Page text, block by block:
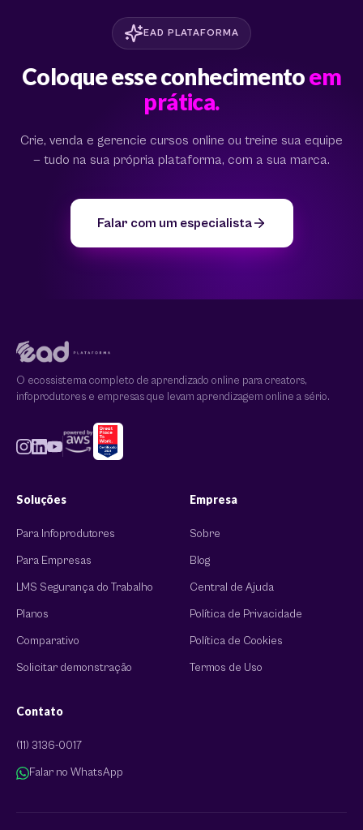
EAD PLATAFORMA
Coloque esse conhecimentoem
prática.
Crie, venda e gerencie cursos online ou treine sua equipe
— tudo na sua própria plataforma, com a sua marca.
Falar com um especialista
O ecossistema completo de aprendizado online para creators,
infoprodutores e empresas que levam aprendizagem online a sério.
Soluções
Para Infoprodutores
Para Empresas
LMS Segurança do Trabalho
Planos
Comparativo
Solicitar demonstração
Empresa
Sobre
Blog
Central de Ajuda
Política de Privacidade
Política de Cookies
Termos de Uso
Contato
(11) 3136-0017
Falar no WhatsApp